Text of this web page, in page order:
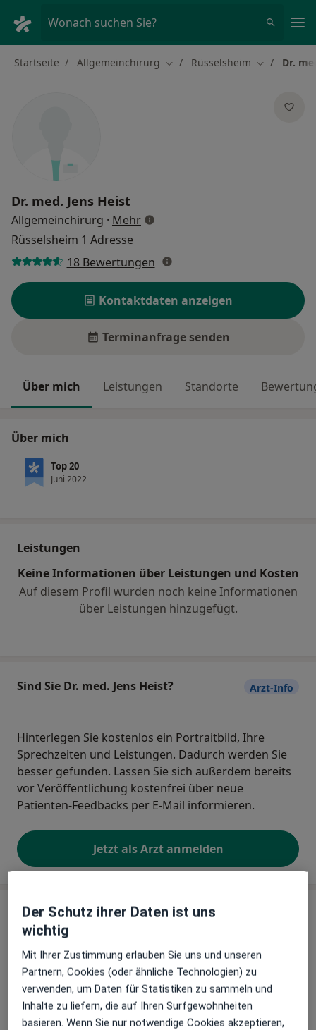
Wonach suchen Sie?
Startseite Allgemeinchirurg Stadt ändern
Rüsselsheim StadtDr.
Dr. med. Jens Heist
Allgemeinchirurg · Mehrüber Spezialisierungen
Rüsselsheim 1 Adresse
18 Bewertungen
Kontaktdaten anzeigen
Terminanfrage senden
Über mich Leistungen Standorte
Über mich
Top 20
Juni 2022
Leistungen
Keine Informationen über Leistungen und Kosten
Auf diesem Profil wurden noch keine Informationen
über Leistungen hinzugefügt.
Sind Sie Dr. med. Jens Heist? Arzt-Info
Hinterlegen Sie kostenlos ein Portraitbild, Ihre
Sprechzeiten und Leistungen. Dadurch werden Sie
besser gefunden. Lassen Sie sich außerdem bereits
vor Veröffentlichung kostenfrei über neue
Patienten-Feedbacks per E-Mail informieren.
Jetzt als Arzt anmelden
Praxis
Eisenstr. 2-4,65428Rüsselsheim
Zu Google Mapsöffnet in einer neuen
Der Schutz ihrer Daten ist uns
wichtig
Mit Ihrer Zustimmung erlauben Sie uns und unseren
Partnern, Cookies (oder ähnliche Technologien) zu
verwenden, um Daten für Statistiken zu sammeln und
Inhalte zu liefern, die auf Ihren Surfgewohnheiten
basieren. Wenn Sie nur notwendige Cookies akzeptieren,